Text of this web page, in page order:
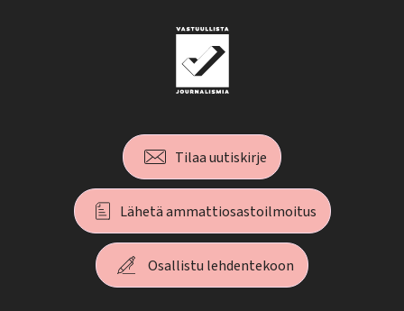
Tilaa uutiskirje
Lähetä ammattiosastoilmoitus
Osallistu lehdentekoon